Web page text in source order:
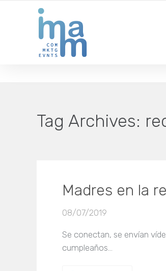
AGENCIA CREATIVA DE COMUNICACIÓN
Tag Archives:
Madres en la
08/07/2019
Se conectan, se envían
cumpleaños…